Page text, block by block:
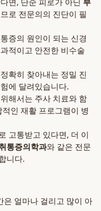
로 전문의의 진단이 필
증의 원인이 되는 신경
적이고 안전한 비수술
확히 찾아내는 정밀 진
에 달려있습니다.
해서는 주사 치료와 함
인 재활 프로그램이 병
고통받고 있다면, 더 이
통증의학과와 같은 전문
니다.
은 얼마나 걸리고 많이 아